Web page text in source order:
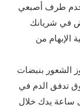
طرف أصبعي
في شريانك
الإبهام من
الشعور بنبضات
تدفق الدم في
ساعة يدك خلال